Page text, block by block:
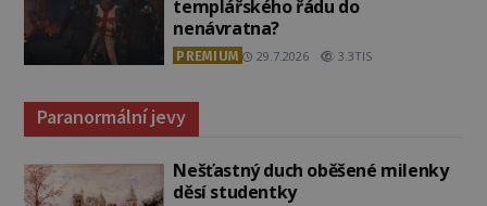
templářského řádu do
nenávratna?
PREMIUM 29.7.2026 3.3TIS
Paranormální jevy
Nešťastný duch oběšené milenky
děsí studentky